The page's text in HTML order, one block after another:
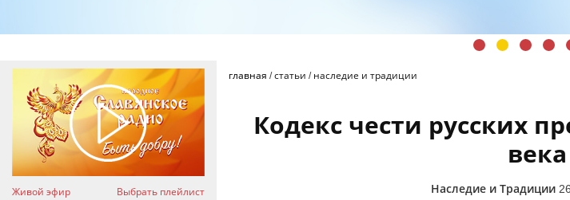
Живой эфир Выбрать плейлист
главная /статьи / наследие и традиции
Кодекс чести русских
века
Наследие и Традиции